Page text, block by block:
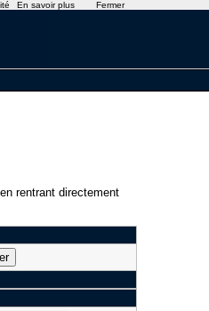
rentrant directement
En savoir plus Fermer